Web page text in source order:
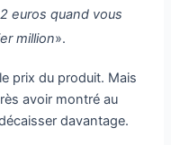
euros quand vous
million».
prix du produit. Mais
avoir montré au
davantage.